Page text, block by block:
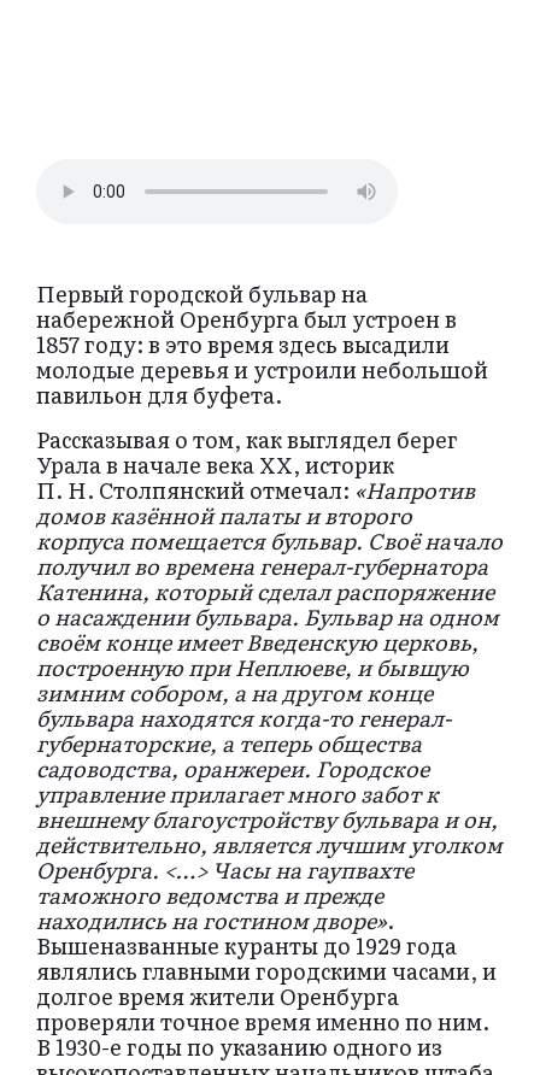
Первый городской бульвар на
набережной Оренбурга был устроен в
1857 году: в это время здесь высадили
молодые деревья и устроили небольшой
павильон для буфета.
Рассказывая о том, как выглядел берег
Урала в начале века ХХ, историк
П. Н. Столпянский отмечал: «Напротив
домов казённой палаты и второго
корпуса помещается бульвар. Своё начало
получил во времена генерал-губернатора
Катенина, который сделал распоряжение
о насаждении бульвара. Бульвар на одном
своём конце имеет Введенскую церковь,
построенную при Неплюеве, и бывшую
зимним собором, а на другом конце
бульвара находятся когда-то генерал-
губернаторские, а теперь общества
садоводства, оранжереи. Городское
управление прилагает много забот к
внешнему благоустройству бульвара и он,
действительно, является лучшим уголком
Оренбурга. <…> Часы на гаупвахте
таможного ведомства и прежде
находились на гостином дворе».
Вышеназванные куранты до 1929 года
являлись главными городскими часами, и
долгое время жители Оренбурга
проверяли точное время именно по ним.
В 1930-е годы по указанию одного из